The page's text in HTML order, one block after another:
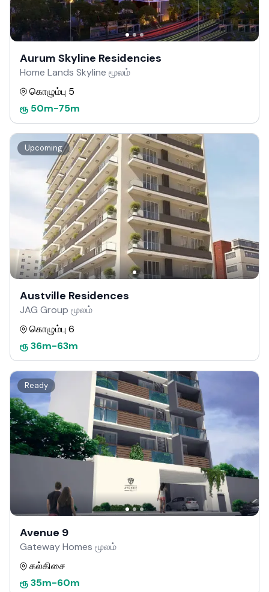
Aurum Skyline Residencies
Home Lands Skyline மூலம்
கொழும்பு 5
ரூ 50m-75m
Upcoming
Austville Residences
JAG Group மூலம்
கொழும்பு 6
ரூ36m-63m
Ready
Avenue 9
Gateway Homes மூலம்
கல்கிசை
ரூ35m-60m